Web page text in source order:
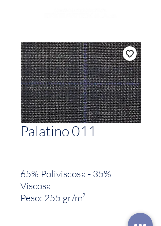
Palatino 011
65% Poliviscosa - 35%
Viscosa
Peso: 255 gr/m²